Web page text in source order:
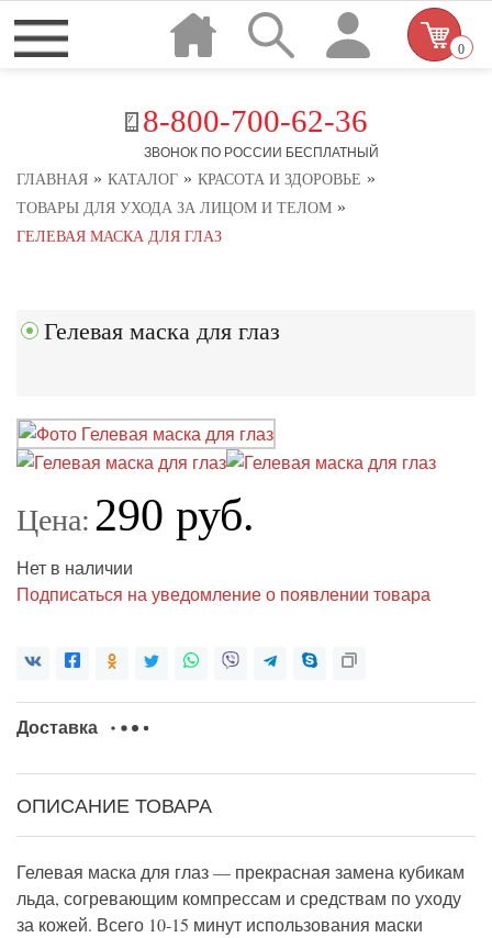
8-800-700-62-36
ЗВОНОК ПО РОССИИ БЕСПЛАТНЫЙ
0
ГЛАВНАЯ » КАТАЛОГ » КРАСОТА И ЗДОРОВЬЕ »
ТОВАРЫ ДЛЯ УХОДА ЗА ЛИЦОМ И ТЕЛОМ »
ГЕЛЕВАЯ МАСКА ДЛЯ ГЛАЗ
Гелевая маска для глаз
Цена: 290 руб.
Нет в наличии
Подписаться на уведомление о появлении товара
Доставка
ОПИСАНИЕ ТОВАРА
Гелевая маска для глаз — прекрасная замена кубикам
льда, согревающим компрессам и средствам по уходу
за кожей. Всего 10-15 минут использования маски